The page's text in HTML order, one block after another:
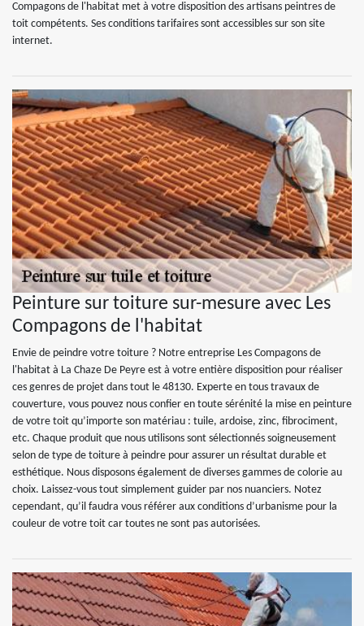
Compagons de l'habitat met à votre disposition des artisans peintres de
toit compétents. Ses conditions tarifaires sont accessibles sur son site
internet.
Peinture sur toiture sur-mesure avec Les
Compagons de l'habitat
Envie de peindre votre toiture ? Notre entreprise Les Compagons de
l'habitat à La Chaze De Peyre est à votre entière disposition pour réaliser
ces genres de projet dans tout le 48130. Experte en tous travaux de
couverture, vous pouvez nous confier en toute sérénité la mise en peinture
de votre toit qu’importe son matériau : tuile, ardoise, zinc, fibrociment,
etc. Chaque produit que nous utilisons sont sélectionnés soigneusement
selon de type de toiture à peindre pour assurer un résultat durable et
esthétique. Nous disposons également de diverses gammes de colorie au
choix. Laissez-vous tout simplement guider par nos nuanciers. Notez
cependant, qu’il faudra vous référer aux conditions d’urbanisme pour la
couleur de votre toit car toutes ne sont pas autorisées.